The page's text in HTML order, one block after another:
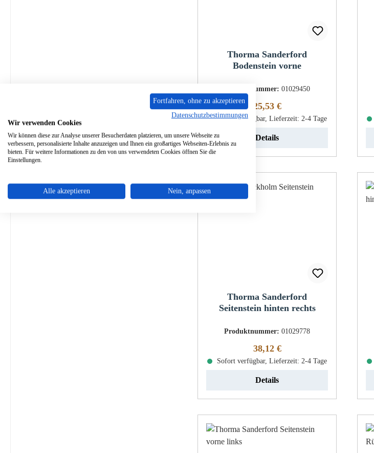
Thorma Sanderford
Bodenstein vorne
Produktnummer:01029450
Regulärer Preis:
25,53 €
Sofort verfügbar, Lieferzeit: 2-4 Tage
Details
Thorma Sanderford
Seitenstein hinten rechts
Produktnummer:01029778
Regulärer Preis:
38,12 €
Sofort verfügbar, Lieferzeit: 2-4 Tage
Details
Fortfahren, ohne zu akzeptieren
Datenschutzbestimmungen
Wir verwenden Cookies
Wir können diese zur Analyse unserer Besucherdaten platzieren, um unsere Webseite zu
verbessern, personalisierte Inhalte anzuzeigen und Ihnen ein großartiges Webseiten-Erlebnis zu
bieten. Für weitere Informationen zu den von uns verwendeten Cookies öffnen Sie die
Einstellungen.
Alle akzeptieren Nein, anpassen